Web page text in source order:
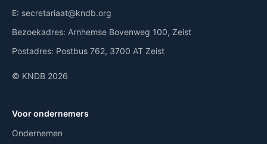
E: secretariaat@kndb.org
Bezoekadres: Arnhemse Bovenweg 100, Zeist
Postadres: Postbus 762, 3700 AT Zeist
© KNDB 2026
Voor ondernemers
Ondernemen